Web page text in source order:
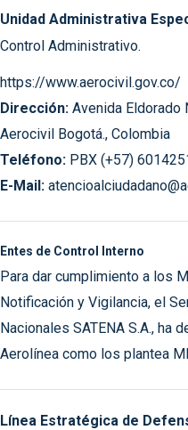
Unidad Administrativa
Control Administrativo.
https://www.aerocivil.gov.co/
Dirección: Avenida Eldorado
Aerocivil Bogotá., Colombia
Teléfono: PBX (+57)
E-Mail:
Entes de Control Interno
Para dar cumplimiento a los
Notificación y Vigilancia, el
Nacionales SATENA S.A., ha
Aerolínea como los plantea
Línea Estratégica de